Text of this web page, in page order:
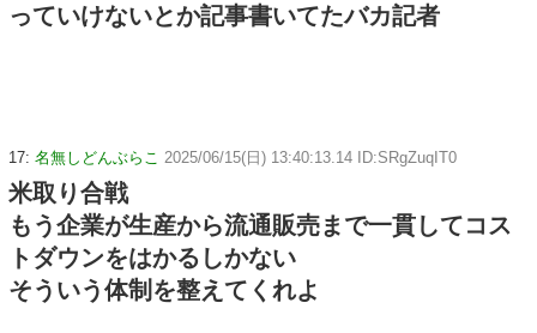
っていけないとか記事書いてたバカ記者
17: 名無しどんぶらこ 2025/06/15(日) 13:40:13.14 ID:SRgZuqIT0
米取り合戦
もう企業が生産から流通販売まで一貫してコス
トダウンをはかるしかない
そういう体制を整えてくれよ